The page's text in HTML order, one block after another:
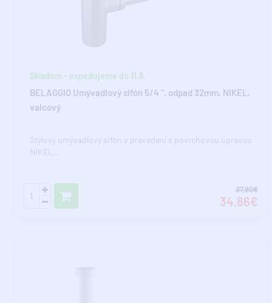
Skladom - expedujeme do 11.8.
BELAGGIO Umývadlový sifón 5/4 ", odpad 32mm, NIKEL,
valcový
Štýlový umývadlový sifón v prevedení s povrchovou úpravou
NIKEL...
37,90€
34,86€